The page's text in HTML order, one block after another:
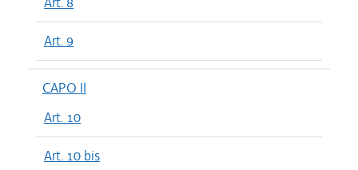
Art. 9
CAPO II
Art. 10
Art. 10 bis